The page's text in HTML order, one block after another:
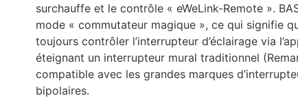
surchauffe et le contrôle « eWeLink-Remote ».
mode « commutateur magique », ce qui signifie
toujours contrôler l’interrupteur d’éclairage via
éteignant un interrupteur mural traditionnel
compatible avec les grandes marques
bipolaires.